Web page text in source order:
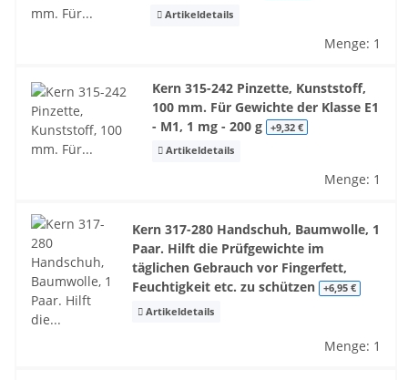
Artikeldetails
Menge: 1
Kern 315-242 Pinzette, Kunststoff,
100 mm. Für Gewichte der Klasse E1
- M1, 1 mg - 200 g
+9,32 €
Artikeldetails
Menge: 1
Kern 317-280 Handschuh, Baumwolle, 1
Paar. Hilft die Prüfgewichte im
täglichen Gebrauch vor Fingerfett,
Feuchtigkeit etc. zu schützen
+6,95 €
Artikeldetails
Menge: 1